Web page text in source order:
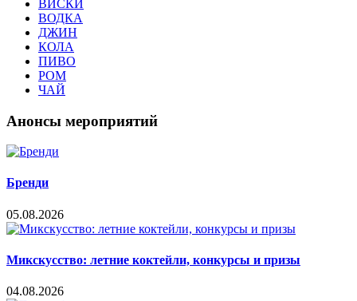
ВИСКИ
ВОДКА
ДЖИН
КОЛА
ПИВО
РОМ
ЧАЙ
Анонсы мероприятий
Бренди
05.08.2026
Микскусство: летние коктейли, конкурсы и призы
04.08.2026